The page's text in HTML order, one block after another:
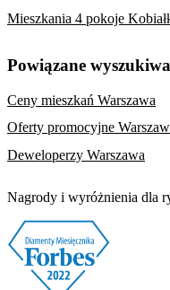
Mieszkania 4 pokoje
Powiązane
Ceny mieszkań Warszawa
Oferty promocyjne
Deweloperzy Warszawa
Nagrody i wyróżnienia dla